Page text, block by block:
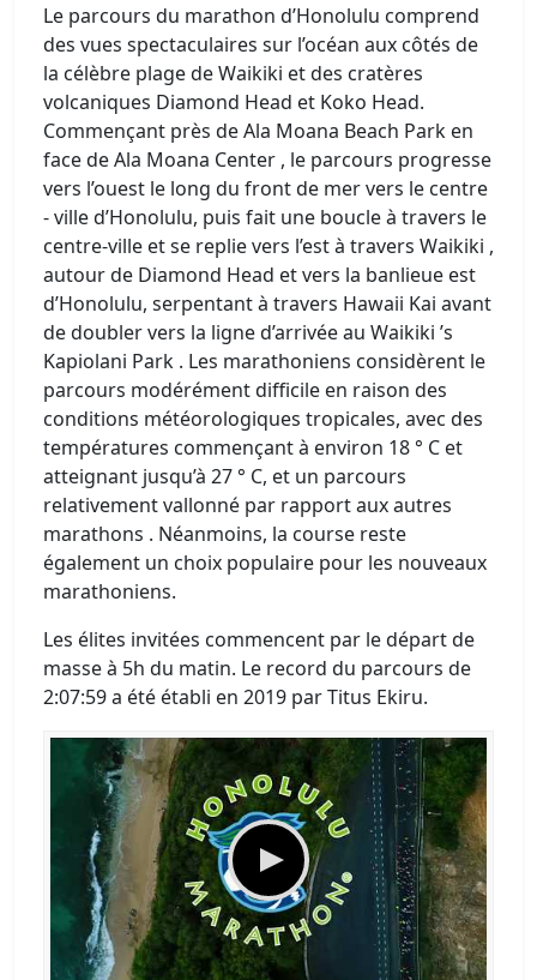
Le parcours du marathon d’Honolulu comprend
des vues spectaculaires sur l’océan aux côtés de
la célèbre plage de Waikiki et des cratères
volcaniques Diamond Head et Koko Head.
Commençant près de Ala Moana Beach Park en
face de Ala Moana Center , le parcours progresse
vers l’ouest le long du front de mer vers le centre
- ville d’Honolulu, puis fait une boucle à travers le
centre-ville et se replie vers l’est à travers Waikiki ,
autour de Diamond Head et vers la banlieue est
d’Honolulu, serpentant à travers Hawaii Kai avant
de doubler vers la ligne d’arrivée au Waikiki ’s
Kapiolani Park . Les marathoniens considèrent le
parcours modérément difficile en raison des
conditions météorologiques tropicales, avec des
températures commençant à environ 18 ° C et
atteignant jusqu’à 27 ° C, et un parcours
relativement vallonné par rapport aux autres
marathons . Néanmoins, la course reste
également un choix populaire pour les nouveaux
marathoniens.
Les élites invitées commencent par le départ de
masse à 5h du matin. Le record du parcours de
2:07:59 a été établi en 2019 par Titus Ekiru.